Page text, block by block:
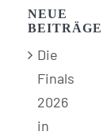
NEUE
BEITRÄGE
Die
Finals
2026
in